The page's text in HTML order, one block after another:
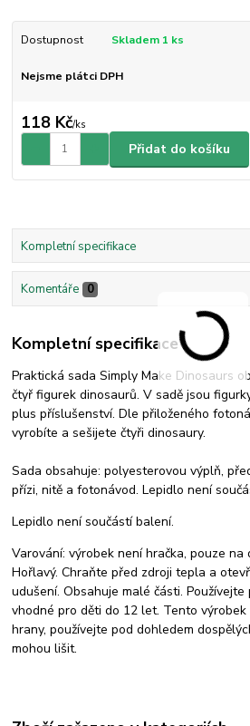
Dostupnost Skladem 1 ks
Nejsme plátci DPH
118 Kč/ks
Přidat do košíku
Kompletní specifikace
Komentáře 0
Kompletní specifikace
Praktická sada Simply Make Dinosaurs
čtyř figurek dinosaurů. V sadě jsou
plus příslušenství. Dle přiloženého
vyrobíte a sešijete čtyři dinosaury.
Sada obsahuje: polyesterovou výplň,
přízi, nitě a fotonávod. Lepidlo není
Lepidlo není součástí balení.
Varování: výrobek není hračka, pouze na
Hořlavý. Chraňte před zdroji tepla a
udušení. Obsahuje malé části.
vhodné pro děti do 12 let. Tento
hrany, používejte pod dohledem
mohou lišit.